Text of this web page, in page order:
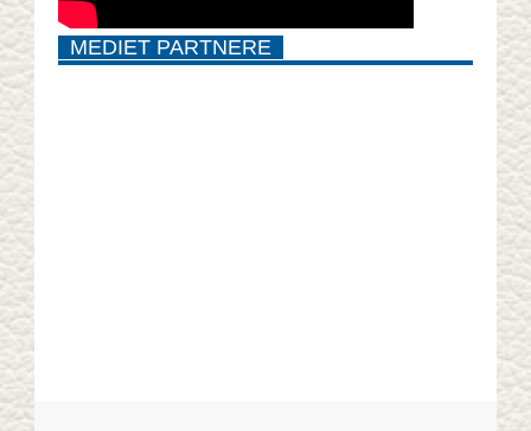
MEDIET PARTNERE